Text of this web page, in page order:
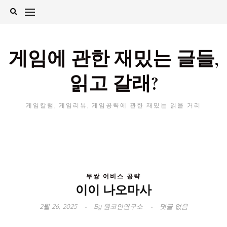
Skip
게임에 관한 재밌는 글들,
읽고 갈래?
게임칼럼, 게임리뷰, 게임공략에 관한 재밌는 읽을 거리
무쌍 어비스 공략
이이 나오마사
2월 26, 2025 By원코인연구소 댓글 없음